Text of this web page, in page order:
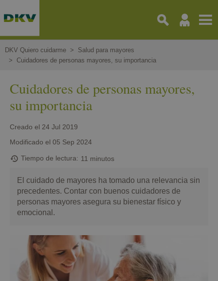
al
principal
DKV Quiero cuidarme
Salud para mayores
Cuidadores de personas mayores, su importancia
Cuidadores de personas mayores,
su importancia
Creado el 24 Jul 2019
Modificado el 05 Sep 2024
Tiempo de lectura 11 minutos
El cuidado de mayores ha tomado una relevancia sin
precedentes. Contar con buenos cuidadores de
personas mayores asegura su bienestar físico y
emocional.